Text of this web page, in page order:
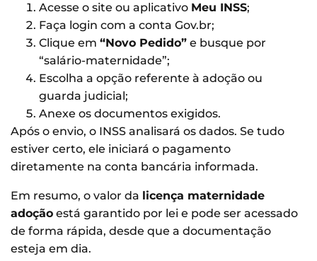
Acesse o site ou aplicativo Meu INSS;
Faça login com a conta Gov.br;
Clique em “Novo Pedido” e busque por
“salário-maternidade”;
Escolha a opção referente à adoção ou
guarda judicial;
Anexe os documentos exigidos.
Após o envio, o INSS analisará os dados. Se tudo
estiver certo, ele iniciará o pagamento
diretamente na conta bancária informada.
Em resumo, o valor da licença maternidade
adoção está garantido por lei e pode ser acessado
de forma rápida, desde que a documentação
esteja em dia.